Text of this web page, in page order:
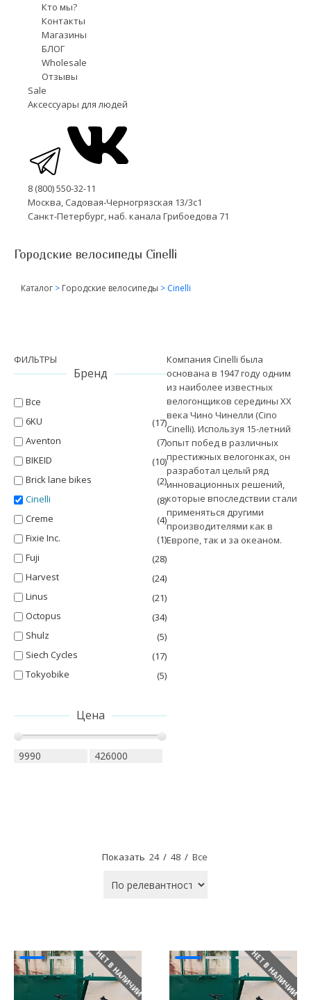
Кто мы?
Контакты
Магазины
БЛОГ
Wholesale
Отзывы
Sale
Аксессуары для людей
8 (800) 550-32-11
Москва, Садовая-Черногрязская 13/3с1
Санкт-Петербург, наб. канала Грибоедова 71
Городские велосипеды Cinelli
Каталог > Городские велосипеды > Cinelli
ФИЛЬТРЫ
Бренд
Все
6KU
(17)
Aventon
(7)
BIKEID
(10)
Brick lane bikes
(2)
Cinelli
(8)
Creme
(4)
Fixie Inc.
(1)
Fuji
(28)
Harvest
(24)
Linus
(21)
Octopus
(34)
Shulz
(5)
Siech Cycles
(17)
Tokyobike
(5)
Цена
Компания Cinelli была
основана в 1947 году одним
из наиболее известных
велогонщиков середины ХХ
века Чино Чинелли (Cino
Cinelli). Используя 15-летний
опыт побед в различных
престижных велогонках, он
разработал целый ряд
инновационных решений,
которые впоследствии стали
применяться другими
производителями как в
Европе, так и за океаном.
Показать 24 / 48 / Все
НЕТ В НАЛИЧИИ НЕТ В НАЛИЧИИ